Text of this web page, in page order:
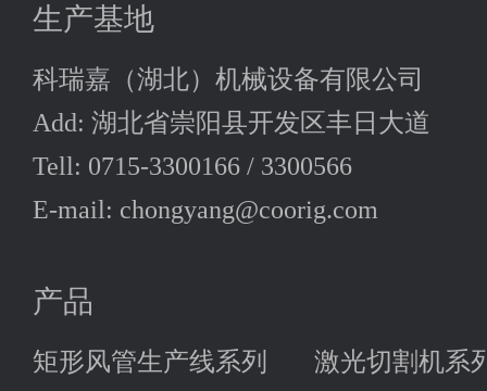
生产基地
科瑞嘉（湖北）机械设备有限公司
Add: 湖北省崇阳县开发区丰日大道
Tell: 0715-3300166 / 3300566
E-mail: chongyang@coorig.com
产品
矩形风管生产线系列 激光切割机系